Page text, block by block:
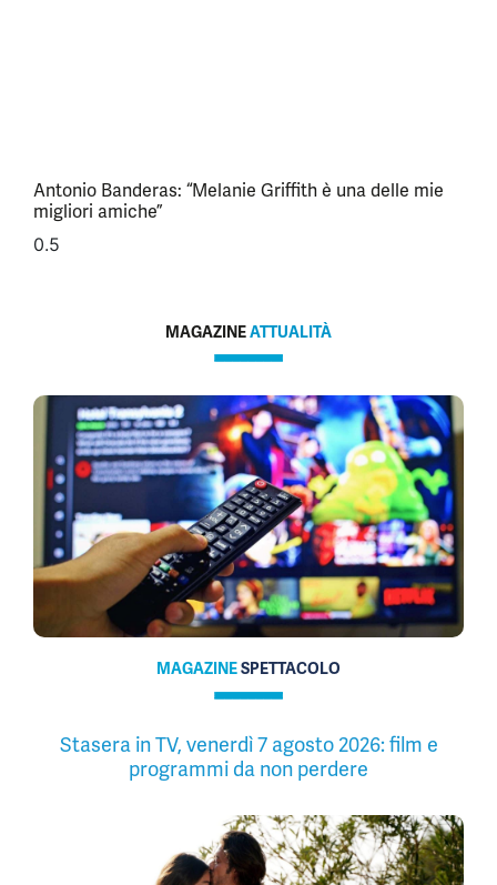
Antonio Banderas: “Melanie Griffith è una delle mie
migliori amiche”
MAGAZINEATTUALITÀ
MAGAZINESPETTACOLO
Stasera in TV, venerdì 7 agosto 2026: film e
programmi da non perdere